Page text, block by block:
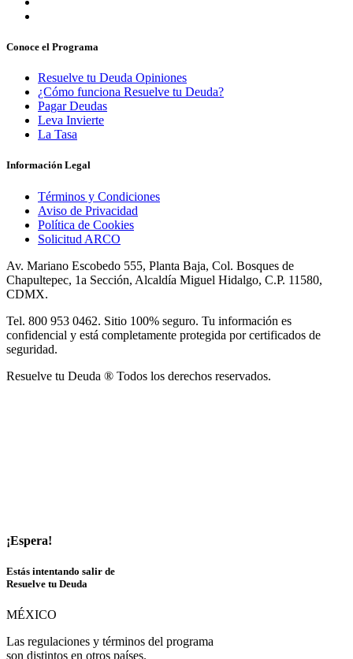
Conoce el Programa
Resuelve tu Deuda Opiniones
¿Cómo funciona Resuelve tu Deuda?
Pagar Deudas
Leva Invierte
La Tasa
Información Legal
Términos y Condiciones
Aviso de Privacidad
Política de Cookies
Solicitud ARCO
Av. Mariano Escobedo 555, Planta Baja, Col. Bosques de
Chapultepec, 1a Sección, Alcaldía Miguel Hidalgo, C.P. 11580,
CDMX.
Tel. 800 953 0462. Sitio 100% seguro. Tu información es
confidencial y está completamente protegida por certificados de
seguridad.
Resuelve tu Deuda ® Todos los derechos reservados.
¡Espera!
Estás intentando salir de
Resuelve tu Deuda
MÉXICO
Las regulaciones y términos del programa
son distintos en otros países.